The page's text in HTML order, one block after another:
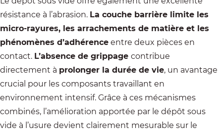
résistance à l’abrasion. La couche barrière limite les
micro-rayures, les arrachements de matière et les
phénomènes d’adhérence entre deux pièces en
contact. L’absence de grippage contribue
directement à prolonger la durée de vie, un avantage
crucial pour les composants travaillant en
environnement intensif. Grâce à ces mécanismes
combinés, l’amélioration apportée par le dépôt sous
vide à l’usure devient clairement mesurable sur le